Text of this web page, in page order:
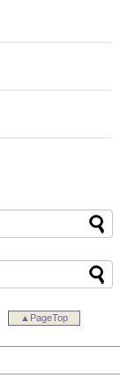
▲PageTop